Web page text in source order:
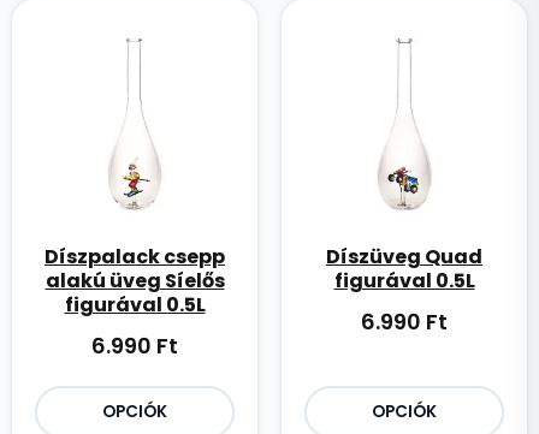
Díszpalack csepp
alakú üveg Síelős
figurával 0.5L
6.990 Ft
OPCIÓK
Díszüveg Quad
figurával 0.5L
6.990 Ft
OPCIÓK